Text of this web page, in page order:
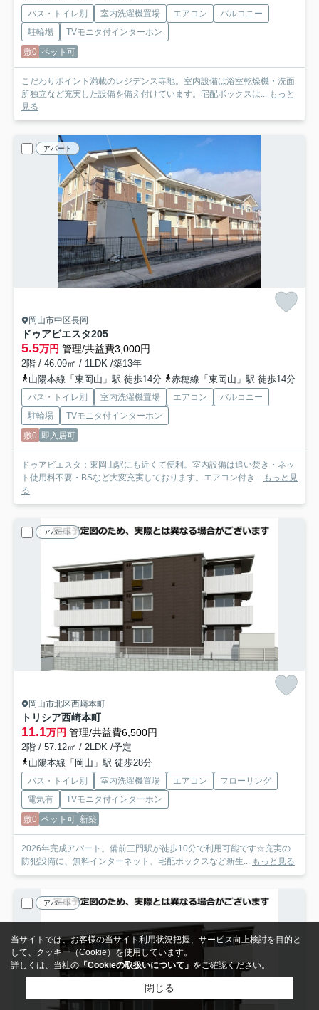
バス・トイレ別 室内洗濯機置場 エアコン
バルコニー
駐輪場
TVモニタ付インターホン
敷0 ペット可
こだわりポイント満載のレジデンス寺地。室内設備は浴室乾燥機・洗面
所独立など充実した設備を備え付けています。宅配ボックスは...
もっと
見る
アパート
岡山市中区長岡
ドゥアビエスタ205
5.5万円 管理/共益費3,000円
2階 / 46.09㎡ / 1LDK /築13年
山陽本線「東岡山」駅 徒歩14分
赤穂線「東岡山」駅 徒歩14分
バス・トイレ別 室内洗濯機置場 エアコン
バルコニー
駐輪場
TVモニタ付インターホン
敷0 即入居可
ドゥアビエスタ：東岡山駅にも近くて便利。室内設備は追い焚き・ネッ
ト使用料不要・BSなど大変充実しております。エアコン付き...
もっと見
る
アパート
岡山市北区西崎本町
トリシア西崎本町
11.1万円 管理/共益費6,500円
2階 / 57.12㎡ / 2LDK /予定
山陽本線「岡山」駅 徒歩28分
バス・トイレ別 室内洗濯機置場 エアコン
フローリング
電気有
TVモニタ付インターホン
敷0 ペット可 新築
2026年完成アパート。備前三門駅が徒歩10分で利用可能です☆充実の
防犯設備に、無料インターネット、宅配ボックスなど新生... もっと見る
アパート
当サイトでは、お客様の当サイト利用状況把握、サービス向上検討を目的と
して、クッキー（Cookie）を使用しています。
詳しくは、当社の「Cookieの取扱いについて」 をご確認ください。
閉じる